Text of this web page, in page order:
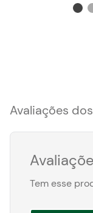
Avaliações
Tem esse